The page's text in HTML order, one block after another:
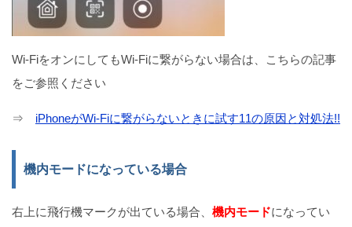
Wi-FiをオンにしてもWi-Fiに繋がらない場合は、こちらの記事
をご参照ください
⇒ iPhoneがWi-Fiに繋がらないときに試す11の原因と対処法!!
機内モードになっている場合
右上に飛行機マークが出ている場合、 機内モードになってい